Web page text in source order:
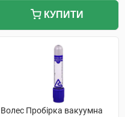
КУПИТИ
Волес Пробірка вакуумна